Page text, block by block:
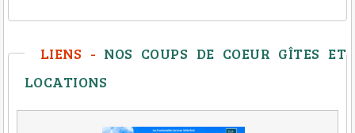
LIENS - NOS COUPS DE COEUR GÎTES ET
LOCATIONS